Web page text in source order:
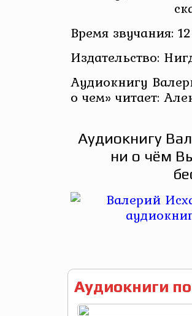
Время звучания:
Издательство:
Аудиокнигу
о чем» читает:
Аудиокнигу
ни о чём
Аудиокниги